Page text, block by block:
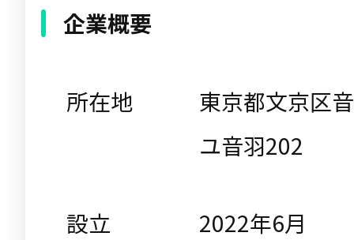
企業概要
所在地
東京都文京区
ユ音羽202
設立 2022年6月